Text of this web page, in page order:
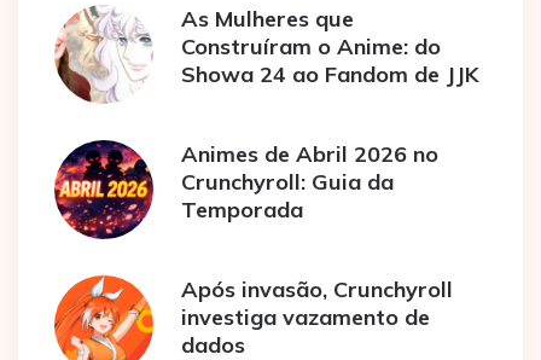
As Mulheres que
Construíram o Anime: do
Showa 24 ao Fandom de JJK
Animes de Abril 2026 no
Crunchyroll: Guia da
Temporada
Após invasão, Crunchyroll
investiga vazamento de
dados